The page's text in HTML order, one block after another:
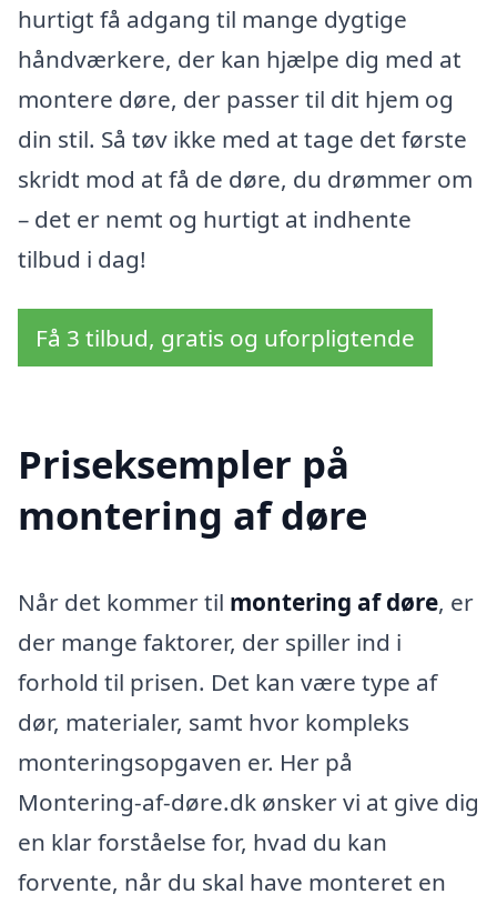
hurtigt få adgang til mange dygtige
håndværkere, der kan hjælpe dig med at
montere døre, der passer til dit hjem og
din stil. Så tøv ikke med at tage det første
skridt mod at få de døre, du drømmer om
– det er nemt og hurtigt at indhente
tilbud i dag!
Få 3 tilbud, gratis og uforpligtende
Priseksempler på
montering af døre
Når det kommer til montering af døre, er
der mange faktorer, der spiller ind i
forhold til prisen. Det kan være type af
dør, materialer, samt hvor kompleks
monteringsopgaven er. Her på
Montering-af-døre.dk ønsker vi at give dig
en klar forståelse for, hvad du kan
forvente, når du skal have monteret en